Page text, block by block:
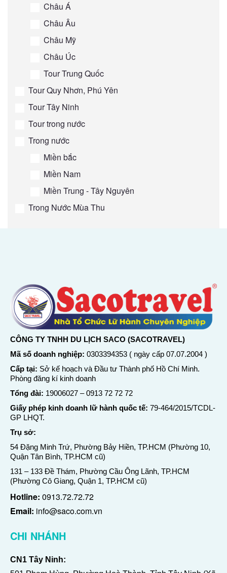
Châu Á
Châu Âu
Châu Mỹ
Châu Úc
Tour Trung Quốc
Tour Quy Nhơn, Phú Yên
Tour Tây Ninh
Tour trong nước
Trong nước
Miền bắc
Miền Nam
Miền Trung - Tây Nguyên
Trong Nước Mùa Thu
CÔNG TY TNHH DU LỊCH SACO (SACOTRAVEL)
Mã số doanh nghiệp: 0303394353 ( ngày cấp 07.07.2004 )
Cấp tại: Sở kế hoạch và Đầu tư Thành phố Hồ Chí Minh.
Phòng đăng kí kinh doanh
Tổng đài: 19006027 –0913 72 72 72
Giấy phép kinh doanh lữ hành quốc tế: 79-464/2015/TCDL-
GP LHQT.
Trụ sở:
54 Đặng Minh Trứ, Phường Bảy Hiền, TP.HCM (Phường 10,
Quận Tân Bình, TP.HCM cũ)
131 – 133 Đề Thám, Phường Cầu Ông Lãnh, TP.HCM
(Phường Cô Giang, Quận 1, TP.HCM cũ)
Hotline: 0913.72.72.72
Email: info@saco.com.vn
CHI NHÁNH
CN1 Tây Ninh: